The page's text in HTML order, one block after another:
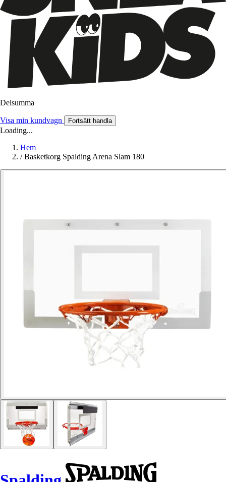
Delsumma
Visa min kundvagn Fortsätt handla
Loading...
Hem
/ Basketkorg Spalding Arena Slam 180